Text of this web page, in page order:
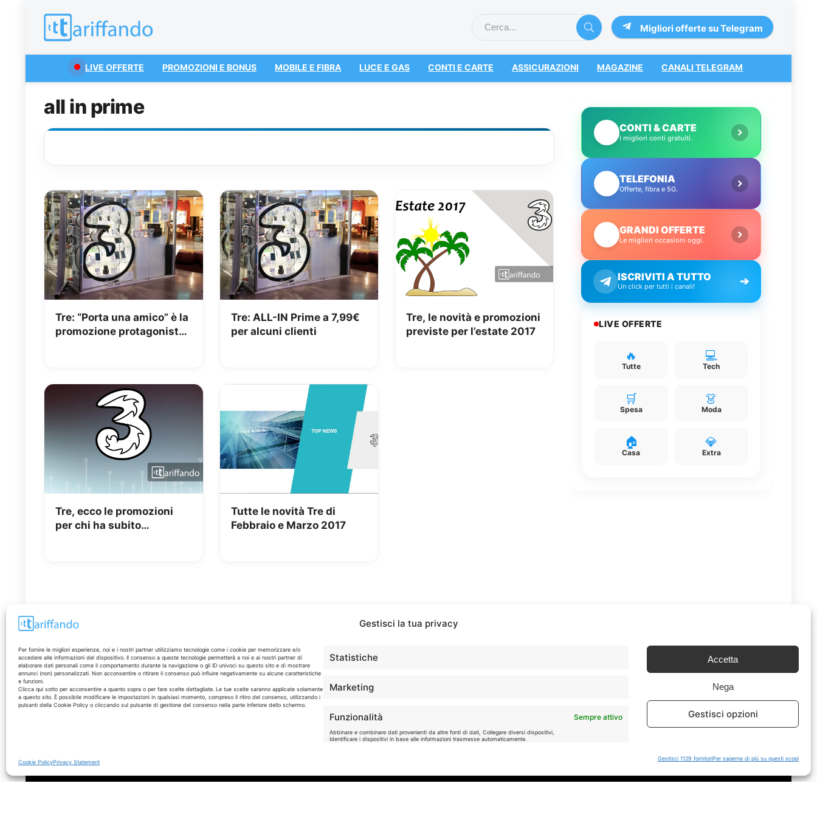
Gestisci la tua privacy
Per fornire le migliori esperienze, noi e i nostri partner utilizziamo tecnologie come i cookie per memorizzare e/o
accedere alle informazioni del dispositivo. Il consenso a queste tecnologie permetterà a noi e ai nostri partner di
elaborare dati personali come il comportamento durante la navigazione o gli ID univoci su questo sito e di mostrare
annunci (non) personalizzati. Non acconsentire o ritirare il consenso può influire negativamente su alcune caratteristiche
e funzioni.
Clicca qui sotto per acconsentire a quanto sopra o per fare scelte dettagliate. Le tue scelte saranno applicate solamente
a questo sito. È possibile modificare le impostazioni in qualsiasi momento, compreso il ritiro del consenso, utilizzando i
pulsanti della Cookie Policy o cliccando sul pulsante di gestione del consenso nella parte inferiore dello schermo.
Statistiche
Marketing
Funzionalità Sempre attivo
Abbinare e combinare dati provenienti da altre fonti di dati, Collegare diversi dispositivi,
Identificare i dispositivi in base alle informazioni trasmesse automaticamente.
correggere errori, Erogare e presentare pubblicità e
Sempre attivo
Gestisci 1129 fornitoriPer saperne di più su questi scopi
Accetta
Nega
Gestisci opzioni
Cookie PolicyPrivacy Statement
Migliori offerte su Telegram
LIVE OFFERTE PROMOZIONI E BONUS MOBILE E FIBRA LUCE E GAS CONTI E CARTE ASSICURAZIONI MAGAZINE CANALI TELEGRAM
all in prime
Tre: “Porta una amico” è la
promozione protagonista
Tre: ALL-IN Prime a 7,99€
per alcuni clienti
Tre, le novità e promozioni
previste per l’estate 2017
Tre, ecco le promozioni
per chi ha subito
Tutte le novità Tre di
Febbraio e Marzo 2017
CONTI & CARTE
I migliori conti gratuiti.
TELEFONIA
Offerte, fibra e 5G.
GRANDI OFFERTE
Le migliori occasioni oggi.
ISCRIVITI A TUTTO
Un click per tutti i canali! ➔
LIVE OFFERTE
🔥
Tutte
💻
Tech
🛒
Spesa
👗
Moda
🏠
Casa
💎
Extra
Disclaimer Info
In qualità di Affiliato Amazon ed eBay, Tariffando riceve
un guadagno dagli acquisti idonei.
Chi Siamo|Contattaci